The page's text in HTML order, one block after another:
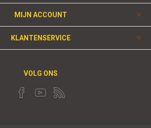
MIJN ACCOUNT
KLANTENSERVICE
VOLG ONS